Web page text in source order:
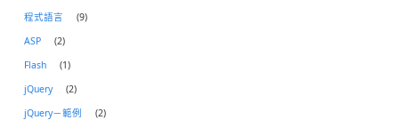
程式語言
(9)
ASP
(2)
Flash
(1)
jQuery
(2)
jQuery－範例
(2)